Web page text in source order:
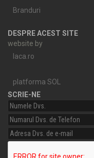
Branduri
DESPRE ACEST SITE
website by
laca.ro
platforma SOL
SCRIE-NE